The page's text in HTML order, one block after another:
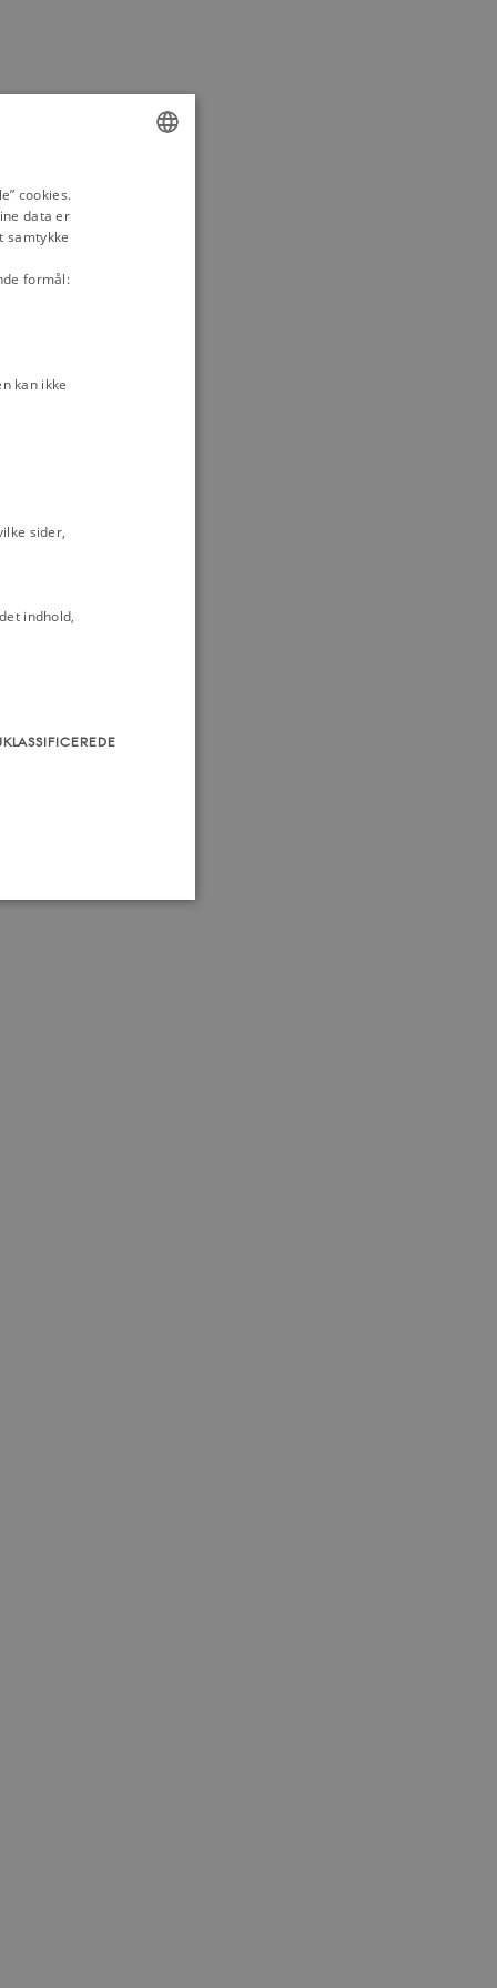
cookies.
data er
samtykke
formål:
kan ikke
sider,
indhold,
navigation mm.
websteder.
for Youtube-
på andre websteder.